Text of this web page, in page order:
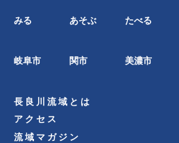
みる あそぶ たべる
岐阜市 関市 美濃市
長良川流域とは
アクセス
流域マガジン